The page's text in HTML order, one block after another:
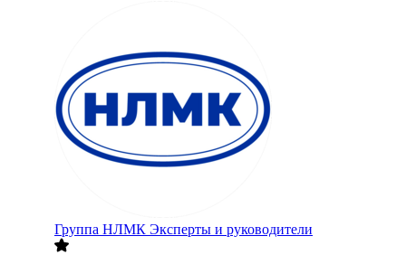
Группа НЛМК Эксперты и руководители